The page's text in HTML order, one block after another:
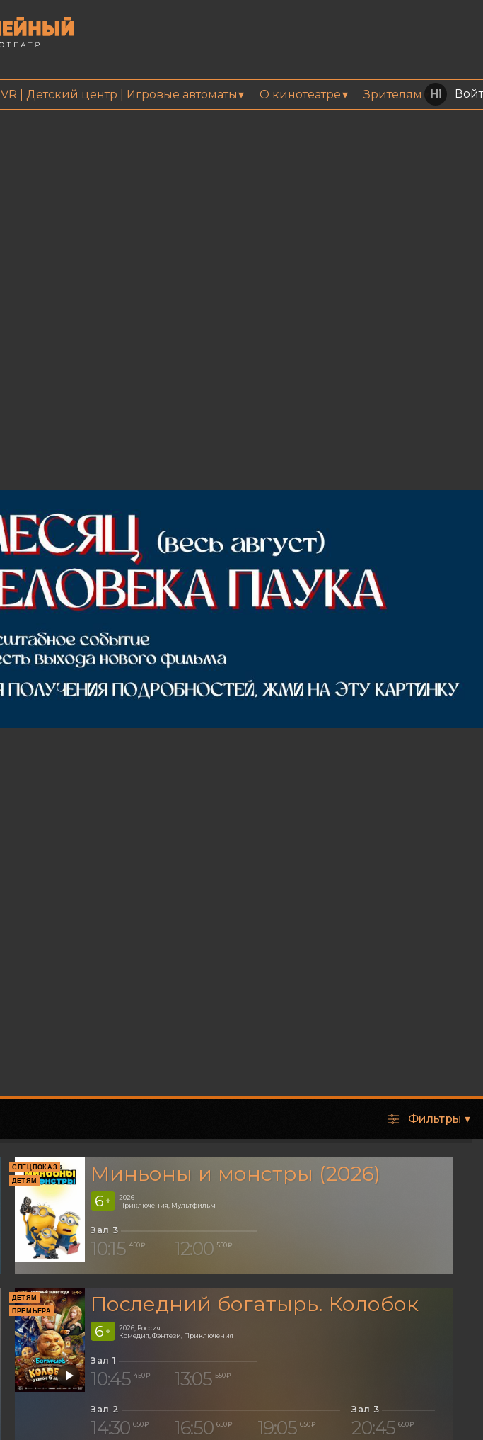
VR | Детский центр | Игровые автоматы О кинотеатре Зрителям
Фильтры ▾
СПЕЦПОКАЗ
ДЕТЯМ
Миньоны и монстры (2026)
6 +
2026
Приключения, Мультфильм
Зал 3
10:15 450 ₽ 12:00 550 ₽
ДЕТЯМ
ПРЕМЬЕРА
Последний богатырь. Колобок
6 +
2026, Россия
Комедия, Фэнтези, Приключения
Зал 1
10:45 450 ₽ 13:05 550 ₽
Зал 2
14:30 650 ₽ 16:50 650 ₽ 19:05 650 ₽
Зал 3
20:45 650 ₽